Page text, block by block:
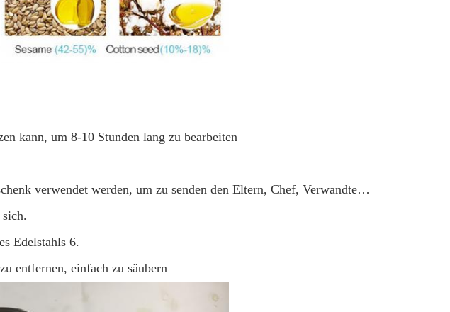
kann, um 8-10 Stunden lang zu bearbeiten
verwendet werden, um zu senden den Eltern, Chef, Verwandte…
sich.
Edelstahls 6.
entfernen, einfach zu säubern